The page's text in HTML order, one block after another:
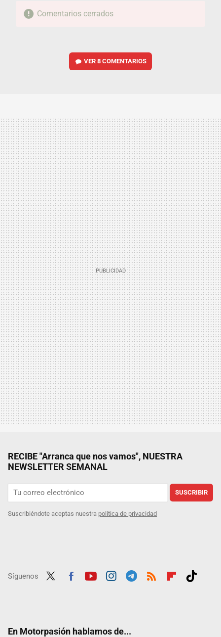
Comentarios cerrados
VER8 COMENTARIOS
RECIBE "Arranca que nos vamos", NUESTRA
NEWSLETTER SEMANAL
SUSCRIBIR
Suscribiéndote aceptas nuestra política de privacidad
Síguenos
En Motorpasión hablamos de...